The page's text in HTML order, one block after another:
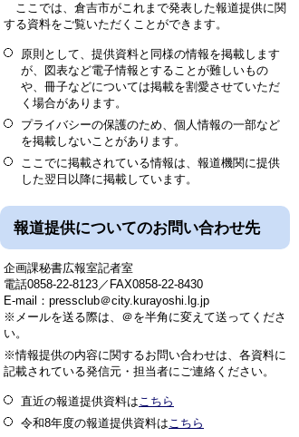
ここでは、倉吉市がこれまで発表した報道提供に関
する資料をご覧いただくことができます。
原則として、提供資料と同様の情報を掲載します
が、図表など電子情報とすることが難しいもの
や、冊子などについては掲載を割愛させていただ
く場合があります。
プライバシーの保護のため、個人情報の一部など
を掲載しないことがあります。
ここでに掲載されている情報は、報道機関に提供
した翌日以降に掲載しています。
報道提供についてのお問い合わせ先
企画課秘書広報室記者室
電話0858-22-8123／FAX0858-22-8430
E-mail：pressclub＠city.kurayoshi.lg.jp
※メールを送る際は、＠を半角に変えて送ってくださ
い。
※情報提供の内容に関するお問い合わせは、各資料に
記載されている発信元・担当者にご連絡ください。
直近の報道提供資料はこちら
令和8年度の報道提供資料はこちら